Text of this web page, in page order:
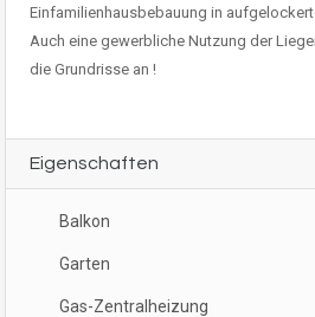
Einfamilienhausbebauung in
Auch eine gewerbliche Nutzung der
die Grundrisse an !
Eigenschaften
Balkon
Garten
Gas-Zentralheizung